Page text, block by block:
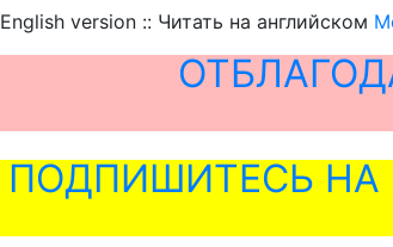
English version :: Читать на английском
ПОДПИШИТЕСЬ НА